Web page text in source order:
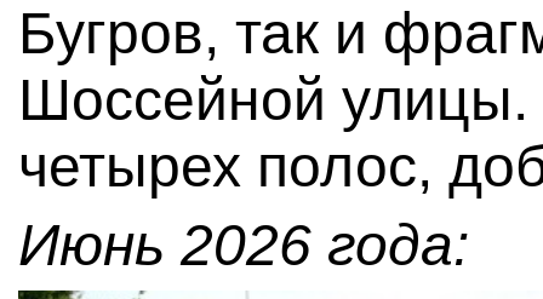
Бугров, так и
Шоссейной улицы.
четырех полос,
Июнь 2026 года: